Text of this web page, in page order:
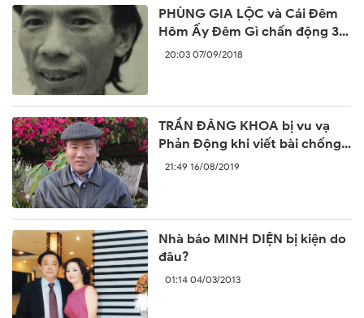
PHÙNG GIA LỘC và Cái Đêm
Hôm Ấy Đêm Gì chấn động 30
năm trước
20:03 07/09/2018
TRẦN ĐĂNG KHOA bị vu vạ
Phản Động khi viết bài chống
lại sự ngang ngược của Trung
21:49 16/08/2019
Nhà báo MINH DIỆN bị kiện do
đâu?
01:14 04/03/2013